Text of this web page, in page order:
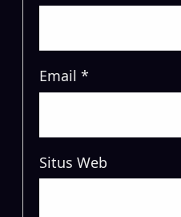
Email *
Situs Web